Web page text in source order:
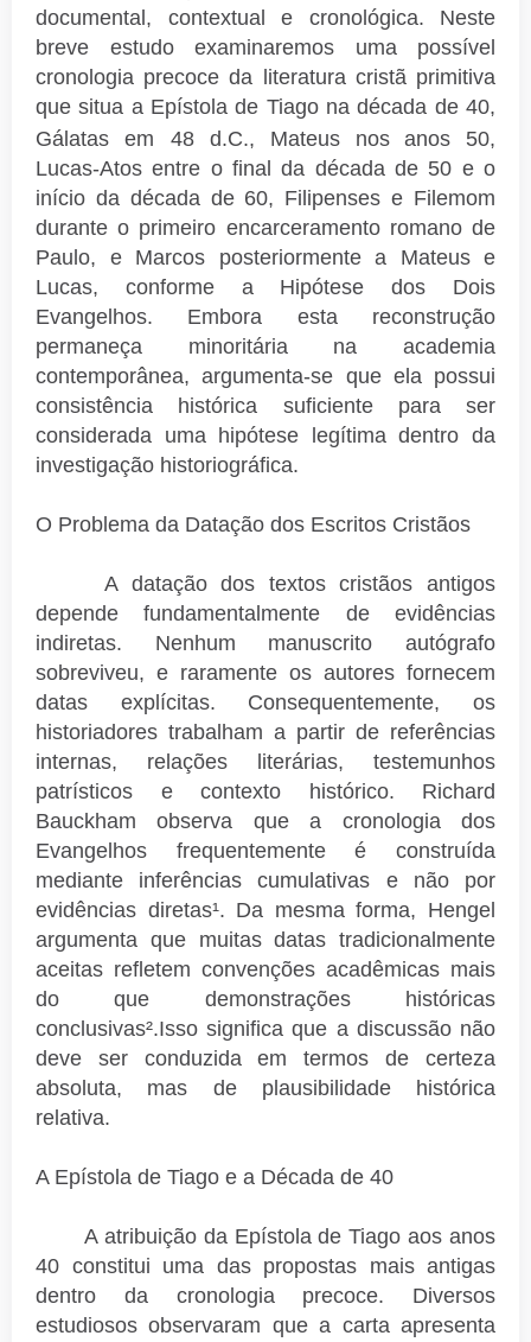
documental, contextual e cronológica. Neste
breve estudo examinaremos uma possível
cronologia precoce da literatura cristã primitiva
que situa a Epístola de Tiago na década de 40,
Gálatas em
48 d.C., Mateus nos anos 50,
Lucas-Atos entre o final da década de 50 e o
início da década de 60, Filipenses e Filemom
durante o primeiro encarceramento romano de
Paulo, e Marcos posteriormente a Mateus e
Lucas, conforme a Hipótese dos Dois
Evangelhos. Embora esta reconstrução
permaneça minoritária na academia
contemporânea, argumenta-se que ela possui
consistência histórica suficiente para ser
considerada uma hipótese legítima dentro da
investigação historiográfica.
O Problema da Datação dos Escritos Cristãos
A datação dos textos cristãos antigos
depende fundamentalmente de evidências
indiretas. Nenhum manuscrito autógrafo
sobreviveu, e raramente os autores fornecem
datas explícitas. Consequentemente, os
historiadores trabalham a partir de referências
internas, relações literárias, testemunhos
patrísticos e contexto histórico. Richard
Bauckham observa que a cronologia dos
Evangelhos frequentemente é construída
mediante inferências cumulativas e não por
evidências diretas¹. Da mesma forma, Hengel
argumenta que muitas datas tradicionalmente
aceitas refletem convenções acadêmicas mais
do que demonstrações históricas
conclusivas².Isso significa que a discussão não
deve ser conduzida em termos de certeza
absoluta, mas de plausibilidade histórica
relativa.
A Epístola de Tiago e a Década de 40
A atribuição da Epístola de Tiago aos anos
40 constitui uma das propostas mais antigas
dentro da cronologia precoce. Diversos
estudiosos observaram que a carta apresenta